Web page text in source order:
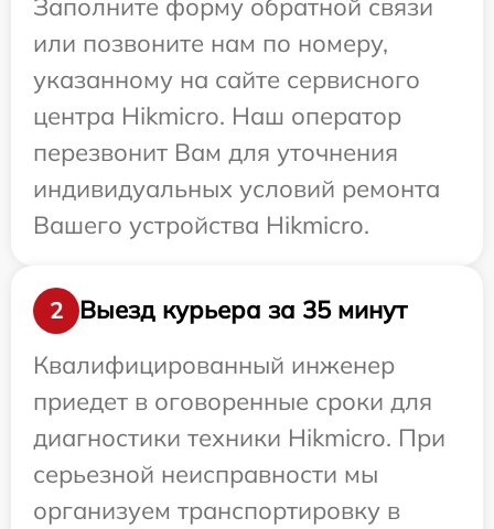
Заполните форму обратной связи
или позвоните нам по номеру,
указанному на сайте сервисного
центра Hikmicro. Наш оператор
перезвонит Вам для уточнения
индивидуальных условий ремонта
Вашего устройства Hikmicro.
2
Выезд курьера за 35 минут
Квалифицированный инженер
приедет в оговоренные сроки для
диагностики техники Hikmicro. При
серьезной неисправности мы
организуем транспортировку в